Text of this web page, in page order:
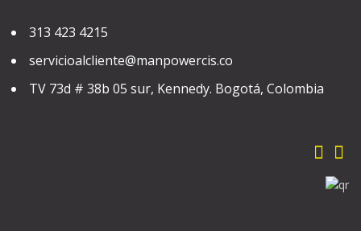
313 423 4215
servicioalcliente@manpowercis.co
TV 73d # 38b 05 sur, Kennedy. Bogotá, Colombia